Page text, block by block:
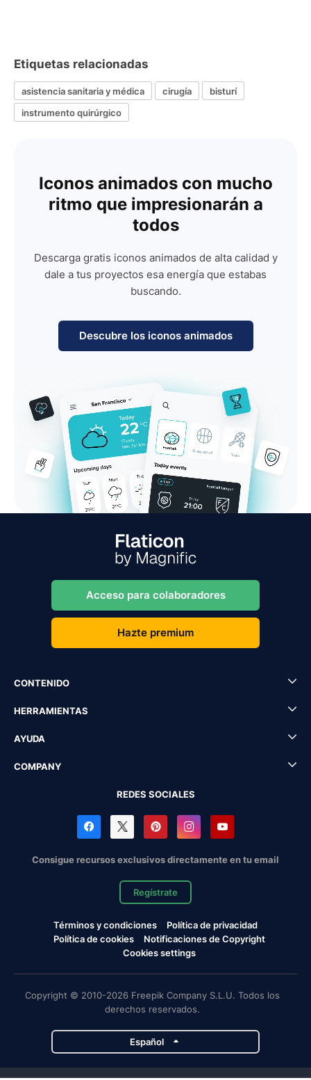
Etiquetas relacionadas
asistencia sanitaria y médica cirugía
bisturí
instrumento quirúrgico
Iconos animados con mucho
ritmo que impresionarán a
todos
Descarga gratis iconos animados de alta calidad y
dale a tus proyectos esa energía que estabas
buscando.
Descubre los iconos animados
Acceso para colaboradores
Hazte premium
CONTENIDO
HERRAMIENTAS
AYUDA
COMPANY
REDES SOCIALES
Consigue recursos exclusivos directamente en tu email
Regístrate
Términos y condiciones
Política de privacidad
Política de cookies
Notificaciones de Copyright
Cookies settings
Copyright © 2010-2026 Freepik Company S.L.U. Todos los
derechos reservados.
Español